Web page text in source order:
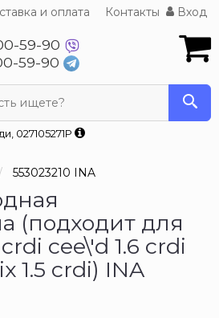
и оплата Контакты Вход
59-90
59-90
ищете?
027105271P
553023210 INA
(подходит для
cee\'d 1.6 crdi
1.5 crdi) INA